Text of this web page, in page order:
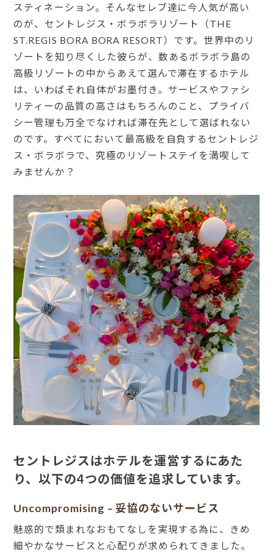
スティネーション。そんなセレブ達に今人気が高い
のが、セントレジス・ボラボラリゾート（THE
ST.REGIS BORA BORA RESORT）です。世界中のリ
ゾートを知り尽くした彼らが、数あるボラボラ島の
高級リゾートの中からあえて選んで滞在するホテル
は、いわばそれ自体がお墨付き。サービスやファシ
リティーの品質の高さはもちろんのこと、プライバ
シー管理も万全でなければ滞在先として選ばれない
のです。すべてにおいて最高級を自負するセントレジ
ス・ボラボラで、究極のリゾートステイを満喫して
みませんか？
セントレジスはホテルを運営するにあた
り、以下の4つの価値を追求しています。
Uncompromising – 妥協のないサービス
魅惑的で類まれなおもてなしを実現する為に、きめ
細やかなサービスと心配りが求められてきました。